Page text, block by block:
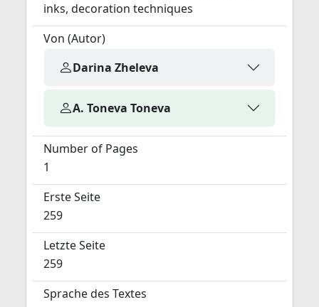
inks, decoration techniques
Von (Autor)
Darina Zheleva
A. Toneva Toneva
Number of Pages
1
Erste Seite
259
Letzte Seite
259
Sprache des Textes